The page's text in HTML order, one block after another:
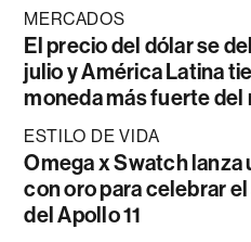
MERCADOS
El precio del dólar se
julio y América Latina
moneda más fuerte del
ESTILO DE VIDA
Omega x Swatch lanza
con oro para celebrar
del Apollo 11